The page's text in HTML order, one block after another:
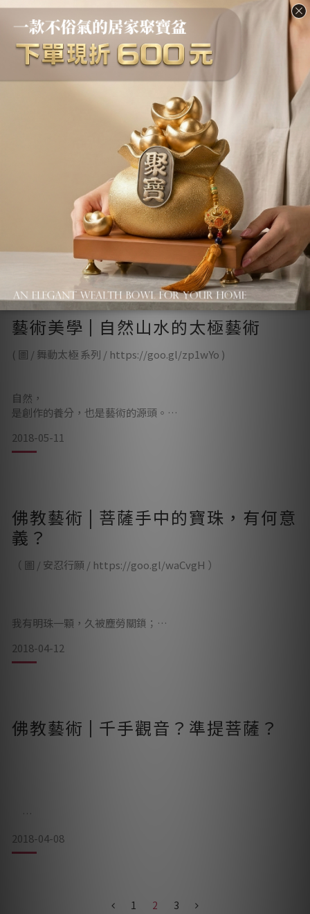
現為傳藝工坊代理藝術家；同時也是一位自由揮灑創意的女性
陶藝家。
（圖 / 手作小急須 唯美 / 點圖欣賞 ）
每個藝術創作者，所創作的作品都有屬於自己的DNA。而別具
風格的藝術家所創作出來的作品，就好像一個人的個性一樣，
一眼就能夠辨識出其獨到風格。我們認為李曉月老師的創作，
就是如此！在眾多陶藝老師百家爭鳴的市場中，曉月老師所創
作的器物仍然保持著對自己的初衷與
2018-05-16
傳藝話題 #1 | 佛像一定要開光嗎？
真的適合當作藝術品嗎？
（圖 / 禪悅如風 / https://goo.gl/raz7fr）
長久以來，我們都會有顧客朋友詢問：
這尊菩薩請回去…..需要開光嗎？需要供奉膜拜嗎？將佛教藝術
當擺飾適合嗎？
今天就與各位朋友聊聊此一觀念吧！
———————————————&mdash
藝術美學 | 自然山水的太極藝術
( 圖 / 舞動太極 系列 / https://goo.gl/zp1wYo )
自然，
是創作的養分，也是藝術的源頭。
石材，是歷經了千百年的歲月，由大地孕育出的天然媒材。
古人云：「一生一石」代表了對石頭的癡戀。台灣藝術家「蘇
瑞鹿」老師將藝術融合在石雕之中，以太極為創作題材，在動
與靜之間，抓住武術與藝術、沉穩與流動。
( 圖 /
2018-05-11
佛教藝術 | 菩薩手中的寶珠，有何意
義？
（ 圖 / 安忍行願 / https://goo.gl/waCvgH ）
我有明珠一顆，久被塵勞關鎖；
在許多佛教經典中，都可以見到明珠一詞。
有的說的是如來佛頂肉髻、有的是指心中的心珠、法華經裡也
2018-04-12
佛教藝術 | 千手觀音？準提菩薩？
準提菩薩，通常許多人會將之誤以為是千手觀音，但是實際是
不一樣的呢，今天就與各位分享一下不同之處吧！
先單就外觀法相做區分：準提菩薩在大承佛教中的法相主要以
2018-04-08
1 2 3